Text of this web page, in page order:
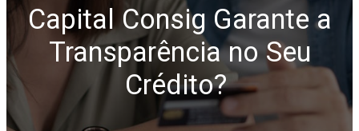
Capital Consig Garante a
Transparência no Seu
Crédito?